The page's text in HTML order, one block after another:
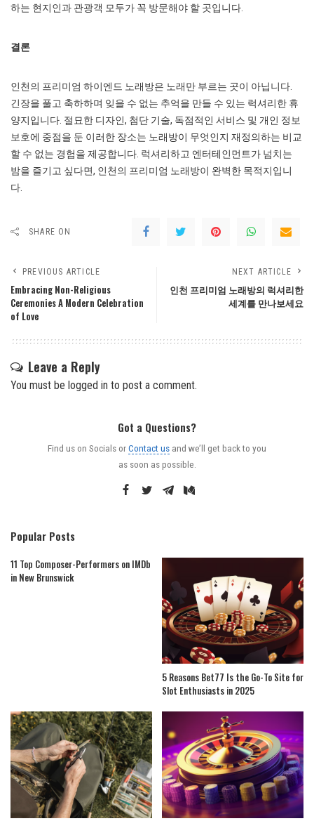
하는 현지인과 관광객 모두가 꼭 방문해야 할 곳입니다.
결론
인천의 프리미엄 하이엔드 노래방은 노래만 부르는 곳이 아닙니다.
긴장을 풀고 축하하며 잊을 수 없는 추억을 만들 수 있는 럭셔리한 휴
양지입니다. 절묘한 디자인, 첨단 기술, 독점적인 서비스 및 개인 정보
보호에 중점을 둔 이러한 장소는 노래방이 무엇인지 재정의하는 비교
할 수 없는 경험을 제공합니다. 럭셔리하고 엔터테인먼트가 넘치는
밤을 즐기고 싶다면, 인천의 프리미엄 노래방이 완벽한 목적지입니
다.
SHARE ON
PREVIOUS ARTICLE
Embracing Non-Religious
Ceremonies A Modern Celebration
of Love
NEXT ARTICLE
인천 프리미엄 노래방의 럭셔리한
세계를 만나보세요
Leave a Reply
You must be logged in to post a comment.
Got a Questions?
Find us on Socials orContact us and we’ll get back to you
as soon as possible.
Popular Posts
11 Top Composer-Performers on IMDb
in New Brunswick
5 Reasons Bet77 Is the Go-To Site for
Slot Enthusiasts in 2025